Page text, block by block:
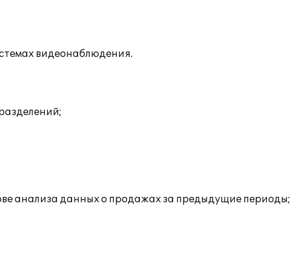
видеонаблюдения.
анализа данных о продажах за предыдущие периоды;